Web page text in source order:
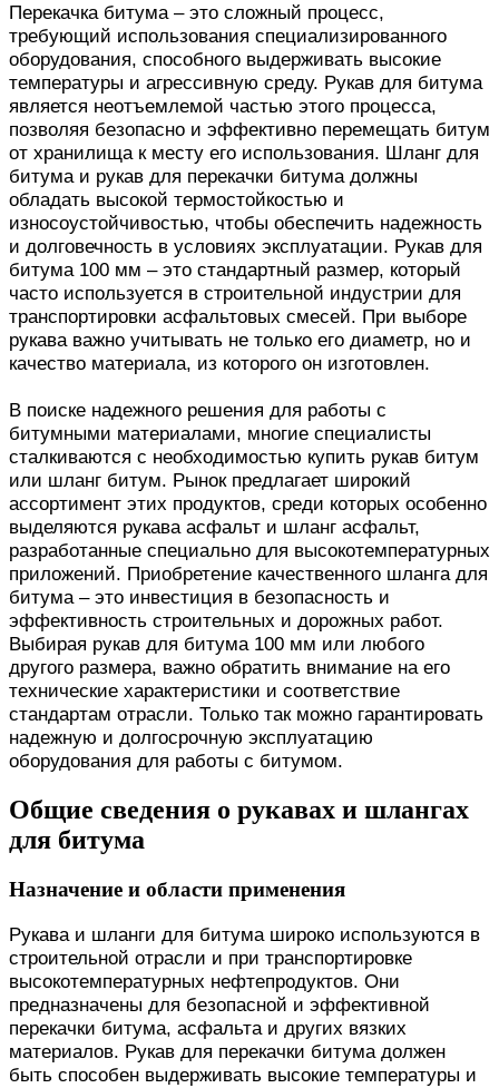
Перекачка битума – это сложный процесс,
требующий использования специализированного
оборудования, способного выдерживать высокие
температуры и агрессивную среду. Рукав для битума
является неотъемлемой частью этого процесса,
позволяя безопасно и эффективно перемещать битум
от хранилища к месту его использования. Шланг для
битума и рукав для перекачки битума должны
обладать высокой термостойкостью и
износоустойчивостью, чтобы обеспечить надежность
и долговечность в условиях эксплуатации. Рукав для
битума 100 мм – это стандартный размер, который
часто используется в строительной индустрии для
транспортировки асфальтовых смесей. При выборе
рукава важно учитывать не только его диаметр, но и
качество материала, из которого он изготовлен.
В поиске надежного решения для работы с
битумными материалами, многие специалисты
сталкиваются с необходимостью купить рукав битум
или шланг битум. Рынок предлагает широкий
ассортимент этих продуктов, среди которых особенно
выделяются рукава асфальт и шланг асфальт,
разработанные специально для высокотемпературных
приложений. Приобретение качественного шланга для
битума – это инвестиция в безопасность и
эффективность строительных и дорожных работ.
Выбирая рукав для битума 100 мм или любого
другого размера, важно обратить внимание на его
технические характеристики и соответствие
стандартам отрасли. Только так можно гарантировать
надежную и долгосрочную эксплуатацию
оборудования для работы с битумом.
Общие сведения о рукавах и шлангах
для битума
Назначение и области применения
Рукава и шланги для битума широко используются в
строительной отрасли и при транспортировке
высокотемпературных нефтепродуктов. Они
предназначены для безопасной и эффективной
перекачки битума, асфальта и других вязких
материалов. Рукав для перекачки битума должен
быть способен выдерживать высокие температуры и